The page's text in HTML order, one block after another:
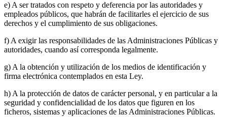
e) A ser tratados con respeto y deferencia por las autoridades y
empleados públicos, que habrán de facilitarles el ejercicio de sus
derechos y el cumplimiento de sus obligaciones.
f) A exigir las responsabilidades de las Administraciones Públicas y
autoridades, cuando así corresponda legalmente.
g) A la obtención y utilización de los medios de identificación y
firma electrónica contemplados en esta Ley.
h) A la protección de datos de carácter personal, y en particular a la
seguridad y confidencialidad de los datos que figuren en los
ficheros, sistemas y aplicaciones de las Administraciones Públicas.